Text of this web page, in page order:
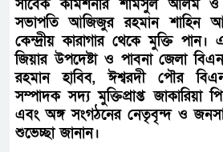
সাবেক কমিশনার শামসুল আলম ও
সভাপতি আজিজুর রহমান শাহিন
কেন্দ্রীয় কারাগার থেকে মুক্তি
জিয়ার উপদেষ্টা ও পাবনা জেলা
রহমান হাবিব, ঈশ্বরদী পৌর
সম্পাদক সদ্য মুক্তিপ্রাপ্ত জাকারিয়া
এবং অঙ্গ সংগঠনের নেতৃবৃন্দ ও
শুভেচ্ছা জানান।